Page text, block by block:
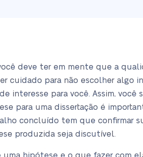
deve ter em mente que a
cuidado para não escolher algo
interesse para você. Assim, você
para uma dissertação é
concluído tem que confirmar
produzida seja discutível.